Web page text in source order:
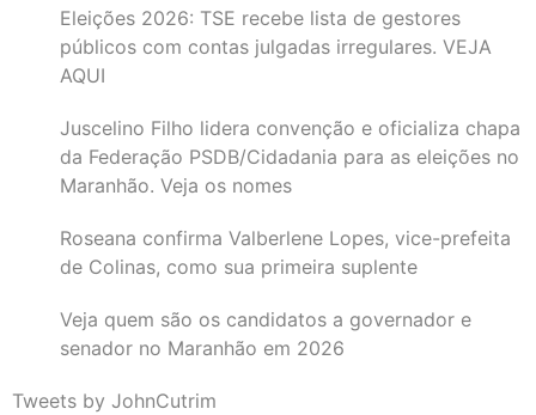
Eleições 2026: TSE recebe lista de gestores
públicos com contas julgadas irregulares. VEJA
AQUI
Juscelino Filho lidera convenção e oficializa chapa
da Federação PSDB/Cidadania para as eleições no
Maranhão. Veja os nomes
Roseana confirma Valberlene Lopes, vice-prefeita
de Colinas, como sua primeira suplente
Veja quem são os candidatos a governador e
senador no Maranhão em 2026
Tweets by JohnCutrim